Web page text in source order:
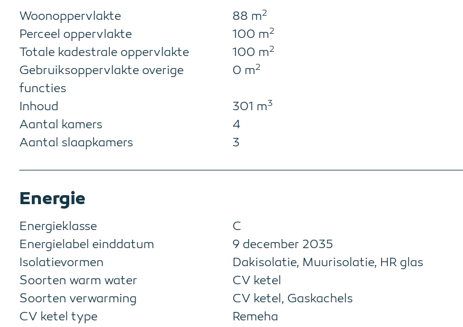
Woonoppervlakte 88 m2
Perceel oppervlakte 100 m2
Totale kadestrale oppervlakte 100 m2
Gebruiksoppervlakte overige
functies
0 m2
Inhoud 301 m3
Aantal kamers
4
Aantal slaapkamers
3
Energie
Energieklasse
C
Energielabel einddatum
9 december 2035
Isolatievormen
Dakisolatie, Muurisolatie, HR glas
Soorten warm water
CV ketel
Soorten verwarming
CV ketel, Gaskachels
CV ketel type
Remeha